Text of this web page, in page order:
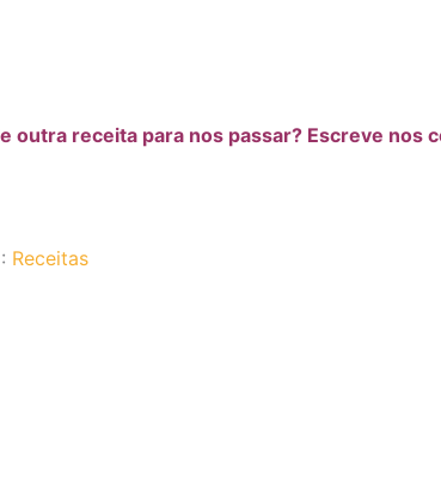
outra receita para nos passar? Escreve
Receitas